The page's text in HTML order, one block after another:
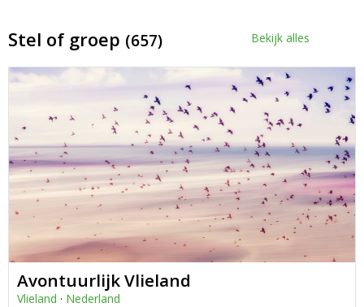
Stel of groep (657) Bekijk alles
Avontuurlijk Vlieland
Vlieland · Nederland